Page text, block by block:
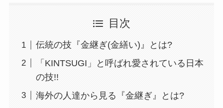
目次
伝統の技『金継ぎ(金繕い)』とは?
「KINTSUGI」と呼ばれ愛されている日本
の技!!
海外の人達から見る『金継ぎ』とは?